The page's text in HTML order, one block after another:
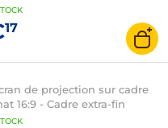
17
de projection sur cadre
16:9 - Cadre extra-fin